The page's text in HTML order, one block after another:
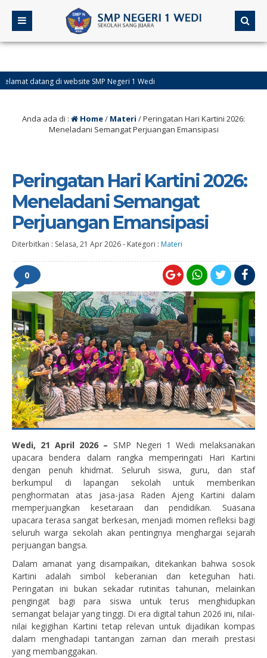
1 Wedi
Anda ada di : Home/ Materi /Peringatan Hari Kartini 2026:
Meneladani Semangat Perjuangan Emansipasi
Peringatan Hari Kartini 2026:
Meneladani Semangat
Perjuangan Emansipasi
Diterbitkan : Selasa, 21 Apr 2026- Kategori : Materi
0
Wedi, 21 April 2026 – SMP Negeri 1 Wedi melaksanakan
upacara bendera dalam rangka memperingati Hari Kartini
dengan penuh khidmat. Seluruh siswa, guru, dan staf
berkumpul di lapangan sekolah untuk memberikan
penghormatan atas jasa-jasa Raden Ajeng Kartini dalam
memperjuangkan kesetaraan dan pendidikan. Suasana
upacara terasa sangat berkesan, menjadi momen refleksi bagi
seluruh warga sekolah akan pentingnya menghargai sejarah
perjuangan bangsa.
Dalam amanat yang disampaikan, ditekankan bahwa sosok
Kartini adalah simbol keberanian dan keteguhan hati.
Peringatan ini bukan sekadar rutinitas tahunan, melainkan
pengingat bagi para siswa untuk terus menghidupkan
semangat belajar yang tinggi. Di era digital tahun 2026 ini, nilai-
nilai kegigihan Kartini tetap relevan untuk dijadikan kompas
dalam menghadapi tantangan zaman dan meraih prestasi
yang membanggakan.